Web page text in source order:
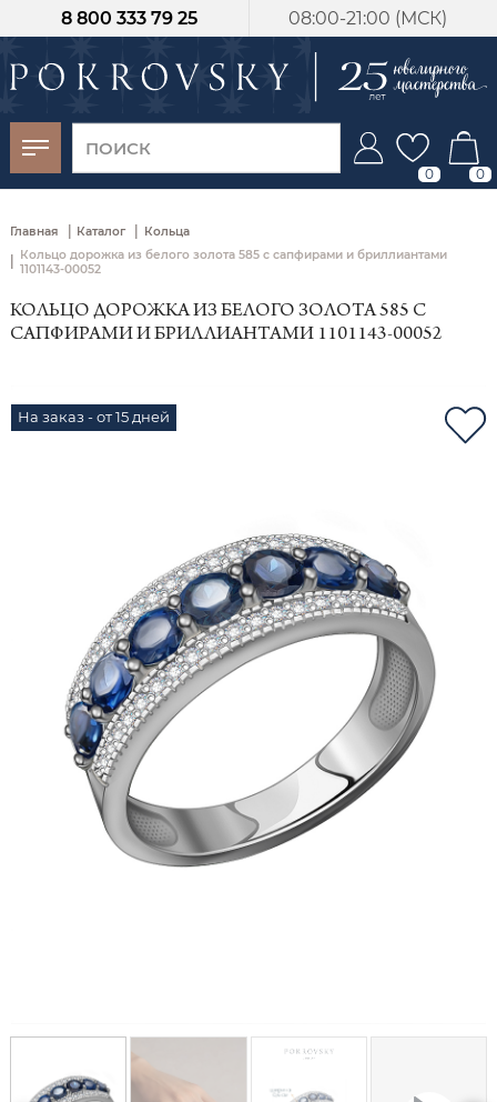
08:00-21:00 (МСК)
8 800 333 79 25
0 0
Главная | Каталог | Кольца
Кольцо дорожка из белого золота 585 с сапфирами и бриллиантами
1101143-00052
КОЛЬЦО ДОРОЖКА ИЗ БЕЛОГО ЗОЛОТА 585 С
САПФИРАМИ И БРИЛЛИАНТАМИ 1101143-00052
На заказ - от 15 дней
-30%
от 15 дней с
момента оплаты